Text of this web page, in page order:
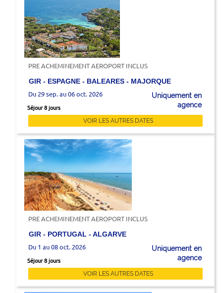
PRE ACHEMINEMENT AEROPORT INCLUS
GIR - ESPAGNE - BALEARES - MAJORQUE
Du 29 sep. au 06 oct. 2026
Séjour 8 jours
Uniquement en
agence
VOIR LES AUTRES DATES
PRE ACHEMINEMENT AEROPORT INCLUS
GIR - PORTUGAL - ALGARVE
Du 1 au 08 oct. 2026
Séjour 8 jours
Uniquement en
agence
VOIR LES AUTRES DATES